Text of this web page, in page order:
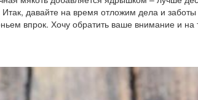
давайте на время отложим дела и заботы
впрок. Хочу обратить ваше внимание и на